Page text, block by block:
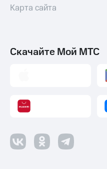
Карта сайта
Скачайте Мой МТС